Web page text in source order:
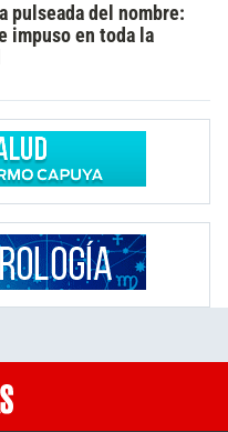
pulseada del nombre:
impuso en toda la